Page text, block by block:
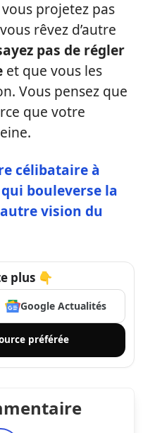
projetez pas
rêvez d’autre
pas de régler
et que vous les
Vous pensez que
que votre
célibataire à
bouleverse la
vision du
plus 👇
Google Actualités
préférée